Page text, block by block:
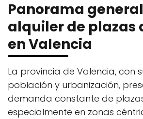
Panorama
alquiler de plazas
en Valencia
La provincia de Valencia, con
población y urbanización,
demanda constante de
especialmente en zonas